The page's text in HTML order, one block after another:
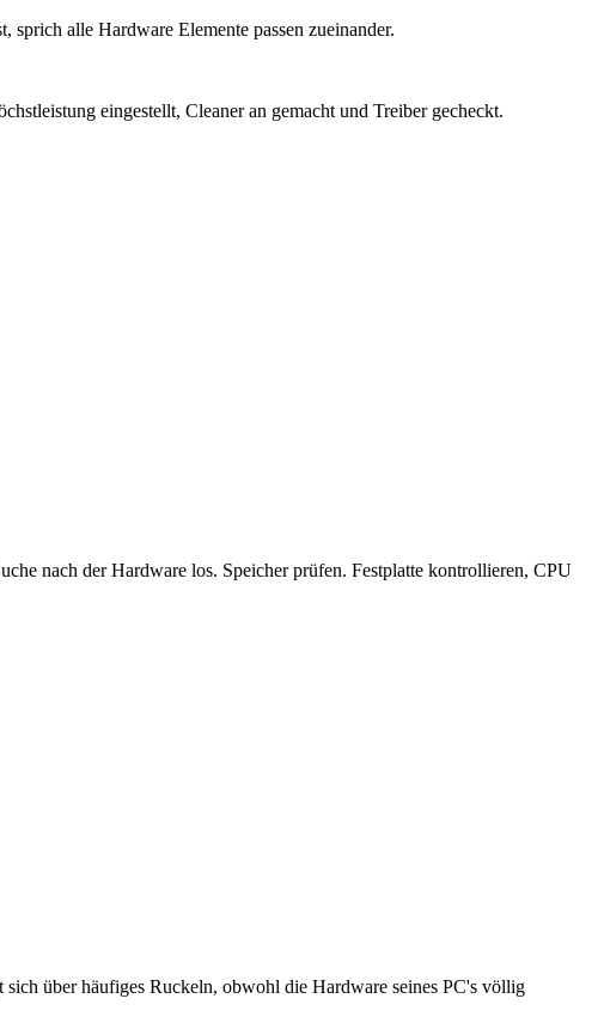
sprich alle Hardware Elemente passen zueinander.
eingestellt, Cleaner an gemacht und Treiber gecheckt.
nach der Hardware los. Speicher prüfen. Festplatte kontrollieren, CPU
über häufiges Ruckeln, obwohl die Hardware seines PC's völlig